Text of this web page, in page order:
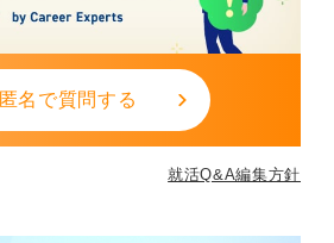
匿名で質問する
就活Q&A編集方針